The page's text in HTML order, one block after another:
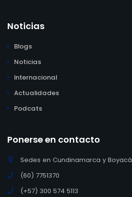
Noticias
Blogs
Noticias
Internacional
Actualidades
Podcats
Ponerse en contacto
Sedes en Cundinamarca y Boyacá
(60) 7751370
(+57) 300 574 5113